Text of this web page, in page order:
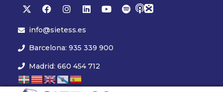
info@sietess.es
Barcelona: 935 339 900
Madrid: 660 454 712